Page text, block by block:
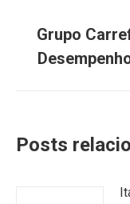
Grupo
Posts